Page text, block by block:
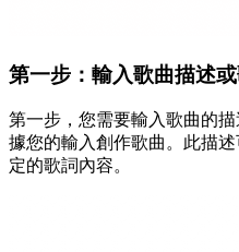
第一步：輸入歌曲描述
第一步，您需要輸入歌曲的描
據您的輸入創作歌曲。此描
定的歌詞內容。